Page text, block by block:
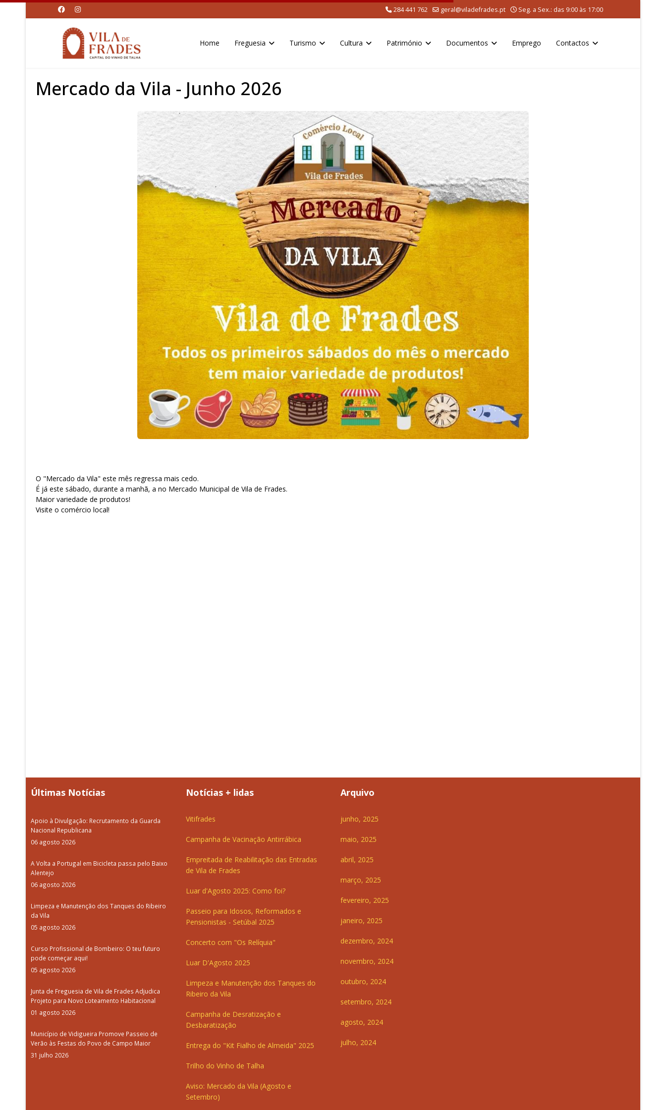
284 441 762 geral@viladefrades.pt Seg. a Sex.: das 9:00 às 17:00
Home Freguesia Turismo Cultura Património Documentos Emprego Contactos
Mercado da Vila - Junho 2026
O "Mercado da Vila" este mês regressa mais cedo.
É já este sábado, durante a manhã, a no Mercado Municipal de Vila de Frades.
Maior variedade de produtos!
Visite o comércio local!
Últimas Notícias
Apoio à Divulgação: Recrutamento da Guarda
Nacional Republicana
06 agosto 2026
A Volta a Portugal em Bicicleta passa pelo Baixo
Alentejo
06 agosto 2026
Limpeza e Manutenção dos Tanques do Ribeiro
da Vila
05 agosto 2026
Curso Profissional de Bombeiro: O teu futuro
pode começar aqui!
05 agosto 2026
Junta de Freguesia de Vila de Frades Adjudica
Projeto para Novo Loteamento Habitacional
01 agosto 2026
Município de Vidigueira Promove Passeio de
Verão às Festas do Povo de Campo Maior
31 julho 2026
Notícias + lidas
Vitifrades
Campanha de Vacinação Antirrábica
Empreitada de Reabilitação das Entradas
de Vila de Frades
Luar d'Agosto 2025: Como foi?
Passeio para Idosos, Reformados e
Pensionistas - Setúbal 2025
Concerto com "Os Relíquia"
Luar D'Agosto 2025
Limpeza e Manutenção dos Tanques do
Ribeiro da Vila
Campanha de Desratização e
Desbaratização
Entrega do "Kit Fialho de Almeida" 2025
Trilho do Vinho de Talha
Aviso: Mercado da Vila (Agosto e
Setembro)
Arquivo
junho, 2025
maio, 2025
abril, 2025
março, 2025
fevereiro, 2025
janeiro, 2025
dezembro, 2024
novembro, 2024
outubro, 2024
setembro, 2024
agosto, 2024
julho, 2024